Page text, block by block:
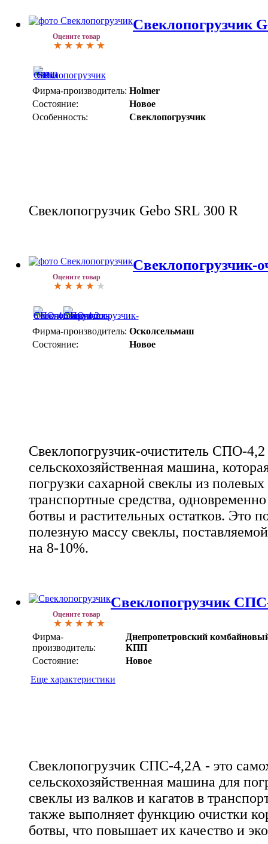
Оцените товар
Свеклопогрузчик
Фирма-производитель: Holmer
Состояние:
Новое
Особенность:
Свеклопогрузчик
Свеклопогрузчик Gebo SRL 300 R
Оцените товар
Свеклопогрузчик-
Фирма-производитель: Осколсельмаш
Состояние:
Новое
Свеклопогрузчик-очиститель СПО-4,2
сельскохозяйственная машина,
погрузки сахарной свеклы из полевых
транспортные средства,
ботвы и растительных остатков. Это
полезную массу свеклы,
на 8-10%.
Оцените товар
Свеклопогрузчик
Фирма-
производитель:
Днепропетровский
КПП
Состояние:
Новое
Еще характеристики
Свеклопогрузчик СПС-4,2А - это
сельскохозяйственная машина для
свеклы из валков и кагатов в
также выполняет функцию очистки
ботвы, что повышает их качество и